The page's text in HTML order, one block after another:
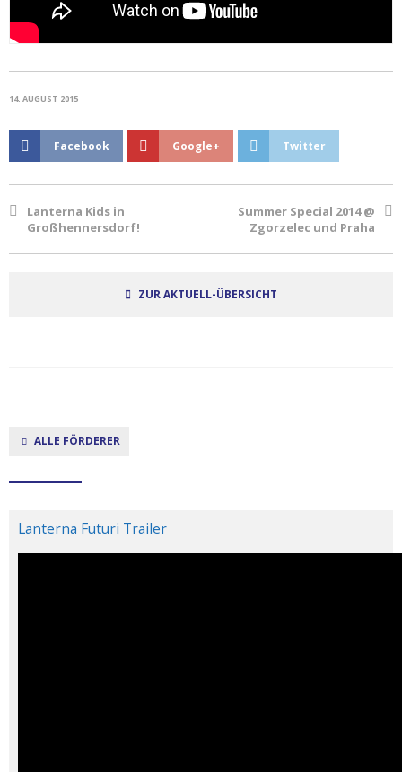
14. AUGUST 2015
Facebook Google+ Twitter
Lanterna Kids in
Großhennersdorf!
Summer Special 2014 @
Zgorzelec und Praha
ZUR AKTUELL-ÜBERSICHT
ALLE FÖRDERER
Lanterna Futuri Trailer